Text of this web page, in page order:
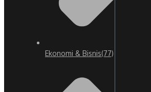
Ekonomi & Bisnis(77)